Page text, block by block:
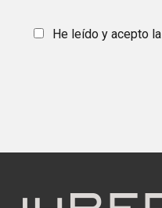
He leído y acepto la